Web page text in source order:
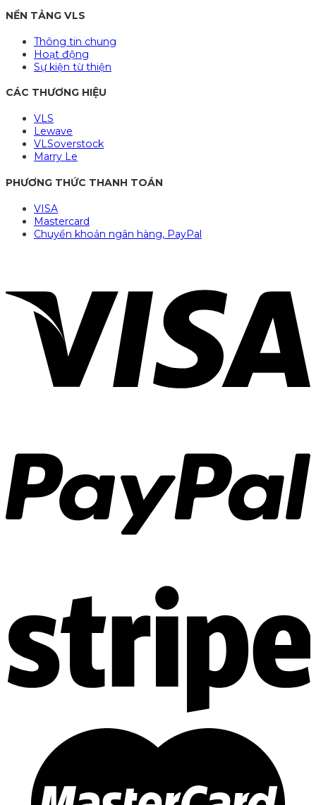
NỀN TẢNG VLS
Thông tin chung
Hoạt động
Sự kiện từ thiện
CÁC THƯƠNG HIỆU
VLS
Lewave
VLSoverstock
Marry Le
PHƯƠNG THỨC THANH TOÁN
VISA
Mastercard
Chuyển khoản ngân hàng, PayPal